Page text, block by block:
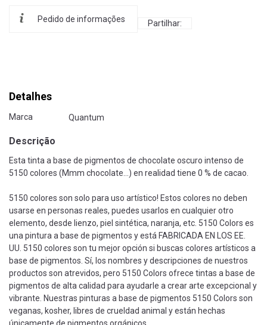
Pedido de informações Partilhar:
Detalhes
Marca Quantum
Descrição
Esta tinta a base de pigmentos de chocolate oscuro intenso de
5150 colores (Mmm chocolate...) en realidad tiene 0 % de cacao.
5150 colores son solo para uso artístico! Estos colores no deben
usarse en personas reales, puedes usarlos en cualquier otro
elemento, desde lienzo, piel sintética, naranja, etc. 5150 Colors es
una pintura a base de pigmentos y está FABRICADA EN LOS EE.
UU. 5150 colores son tu mejor opción si buscas colores artísticos a
base de pigmentos. Sí, los nombres y descripciones de nuestros
productos son atrevidos, pero 5150 Colors ofrece tintas a base de
pigmentos de alta calidad para ayudarle a crear arte excepcional y
vibrante. Nuestras pinturas a base de pigmentos 5150 Colors son
veganas, kosher, libres de crueldad animal y están hechas
únicamente de pigmentos orgánicos.